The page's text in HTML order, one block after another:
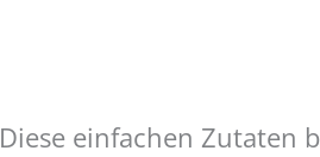
Diese einfachen Zutaten